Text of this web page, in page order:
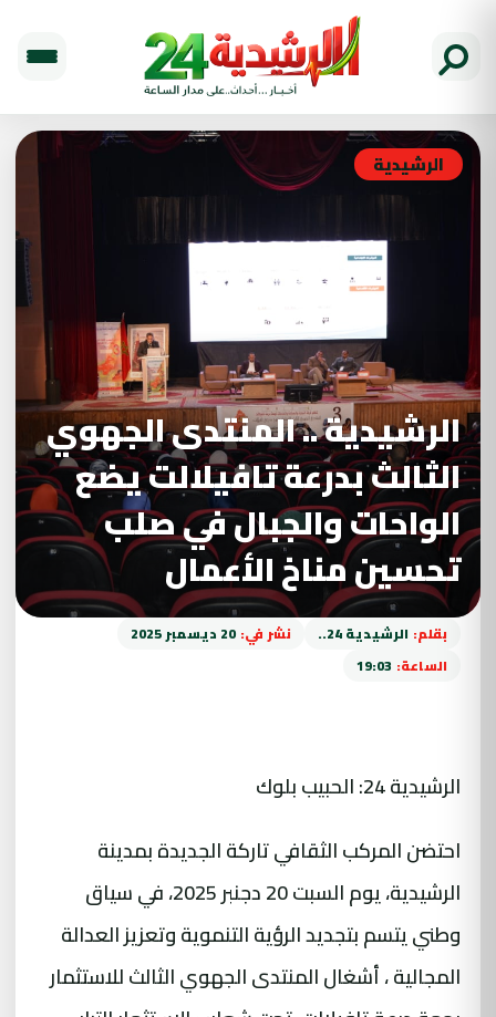
الرشيدية
الرشيدية .. المنتدى الجهوي
الثالث بدرعة تافيلالت يضع
الواحات والجبال في صلب
تحسين مناخ الأعمال
بقلم: الرشيدية 24.. نشر في: 20 ديسمبر 2025
الساعة: 19:03
الرشيدية 24: الحبيب بلوك
احتضن المركب الثقافي تاركة الجديدة بمدينة
الرشيدية، يوم السبت 20 دجنبر 2025، في سياق
وطني يتسم بتجديد الرؤية التنموية وتعزيز العدالة
المجالية ، أشغال المنتدى الجهوي الثالث للاستثمار